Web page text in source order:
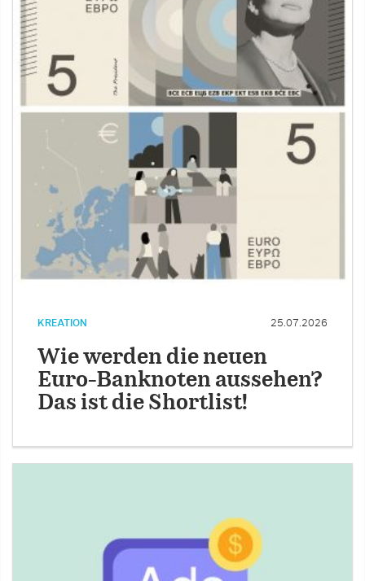
KREATION 25.07.2026
Wie werden die neuen
Euro-Banknoten aussehen?
Das ist die Shortlist!